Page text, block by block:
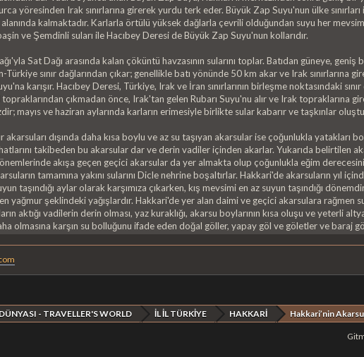
yöresinden Irak sınırlarına girerek yurdu terk eder. Büyük Zap Suyu'nun ülke
kalmaktadır. Karlarla örtülü yüksek dağlarla çevrili olduğundan suyu her
ve Şemdinli suları ile Hacıbey Deresi de Büyük Zap Suyu'nun kollarıdır.
Sat Dağı arasında kalan çöküntü havzasının sularını toplar. Batıdan güneye,
Türkiye sınır dağlarından çıkar; genellikle batı yönünde 50 km akar ve Irak sınırlarına
karışır. Hacıbey Deresi, Türkiye, Irak ve İran sınırlarının birleşme noktasındaki
çıkmadan önce, Irak'tan gelen Rubarı Suyu'nu alır ve Irak topraklarına
mayıs ve haziran aylarında karların erimesiyle birlikte sular kabarır ve taşkınlar
dışında daha kısa boylu ve az su taşıyan akarsular ise çoğunlukla
takibeden bu akarsular dar ve derin vadiler içinden akarlar. Yukarıda belirtilen
akışa geçen geçici akarsular da yer almakta olup çoğunlukla eğim
tamamına yakını sularını Dicle nehrine boşaltırlar. Hakkari'de akarsuların yıl
taşındığı aylar olarak karşımıza çıkarken, kış mevsimi en az suyun taşındığı
yağmur şeklindeki yağışlardır. Hakkari'de yer alan daimi ve geçici akarsulara rağmen
aktığı vadilerin derin olması, yaz kuraklığı, akarsu boylarının kısa oluşu ve yeterli
olmasına karşın su bolluğunu ifade eden doğal göller, yapay göl ve göletler ve baraj
- TRAVELLER'S WORLD İL İL TÜRKİYE HAKKARİ Hakkari’nin